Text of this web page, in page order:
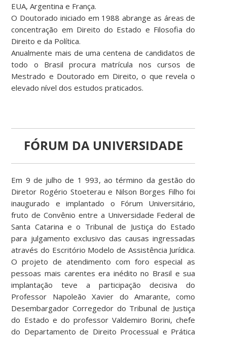
EUA, Argentina e França.
O Doutorado iniciado em 1988 abrange as áreas de
concentração em Direito do Estado e Filosofia do
Direito e da Política.
Anualmente mais de uma centena de candidatos de
todo o Brasil procura matrícula nos cursos de
Mestrado e Doutorado em Direito, o que revela o
elevado nível dos estudos praticados.
FÓRUM DA UNIVERSIDADE
Em 9 de julho de 1 993, ao término da gestão do
Diretor Rogério Stoeterau e Nilson Borges Filho foi
inaugurado e implantado o Fórum Universitário,
fruto de Convênio entre a Universidade Federal de
Santa Catarina e o Tribunal de Justiça do Estado
para julgamento exclusivo das causas ingressadas
através do Escritório Modelo de Assistência Jurídica.
O projeto de atendimento com foro especial as
pessoas mais carentes era inédito no Brasil e sua
implantação teve a participação decisiva do
Professor Napoleão Xavier do Amarante, como
Desembargador Corregedor do Tribunal de Justiça
do Estado e do professor Valdemiro Borini, chefe
do Departamento de Direito Processual e Prática